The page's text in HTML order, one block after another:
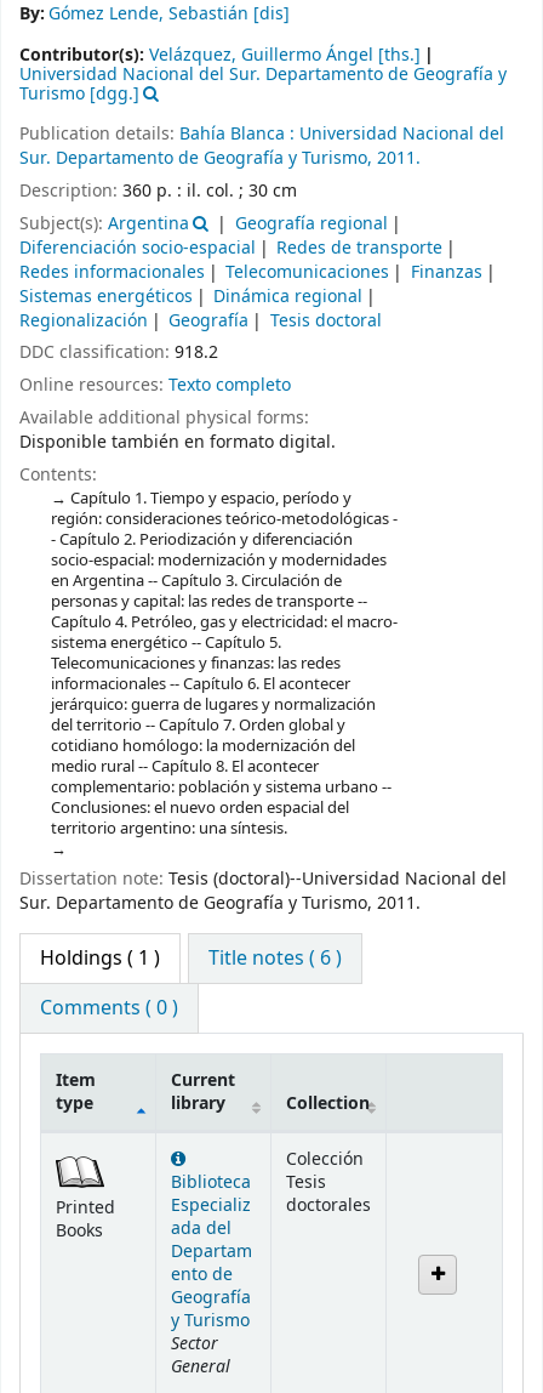
By:Gómez Lende, Sebastián [dis]
Contributor(s): Velázquez, Guillermo Ángel [ths.]
Universidad Nacional del Sur. Departamento de Geografía y
Turismo [dgg.]
Publication details: Bahía Blanca : Universidad Nacional del
Sur. Departamento de Geografía y Turismo, 2011.
Description: 360 p. : il. col. ; 30 cm
Subject(s): Argentina
Geografía regional
Diferenciación socio-espacial
Redes de transporte
Redes informacionales
Telecomunicaciones
Finanzas
Sistemas energéticos
Dinámica regional
Regionalización
Geografía
Tesis doctoral
DDC classification: 918.2
Online resources: Texto completo
Available additional physical forms:
Disponible también en formato digital.
Contents:
Capítulo 1. Tiempo y espacio, período y
región: consideraciones teórico-metodológicas -
- Capítulo 2. Periodización y diferenciación
socio-espacial: modernización y modernidades
en Argentina -- Capítulo 3. Circulación de
personas y capital: las redes de transporte --
Capítulo 4. Petróleo, gas y electricidad: el macro-
sistema energético -- Capítulo 5.
Telecomunicaciones y finanzas: las redes
informacionales -- Capítulo 6. El acontecer
jerárquico: guerra de lugares y normalización
del territorio -- Capítulo 7. Orden global y
cotidiano homólogo: la modernización del
medio rural -- Capítulo 8. El acontecer
complementario: población y sistema urbano --
Conclusiones: el nuevo orden espacial del
territorio argentino: una síntesis.
Dissertation note: Tesis (doctoral)--Universidad Nacional del
Sur. Departamento de Geografía y Turismo, 2011.
Holdings ( 1 )
Title notes ( 6 )
Comments ( 0 )
Item
type
Current
library
Collection
Printed
Books
Biblioteca
Especializ
ada del
Departam
ento de
Geografía
y Turismo
Sector
General
Colección
Tesis
doctorales